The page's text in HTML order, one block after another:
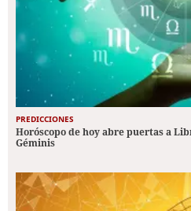
PREDICCIONES
Horóscopo de hoy abre puertas a
Géminis